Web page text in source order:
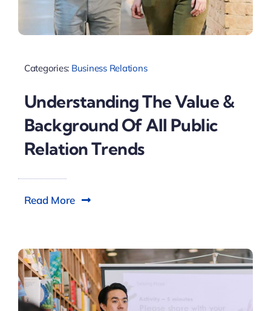
Categories: Business Relations
Understanding The Value &
Background Of All Public
Relation Trends
Read More